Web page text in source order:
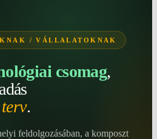
/ VÁLLALATOKNAK
csomag,
.
feldolgozásában, a komposzt